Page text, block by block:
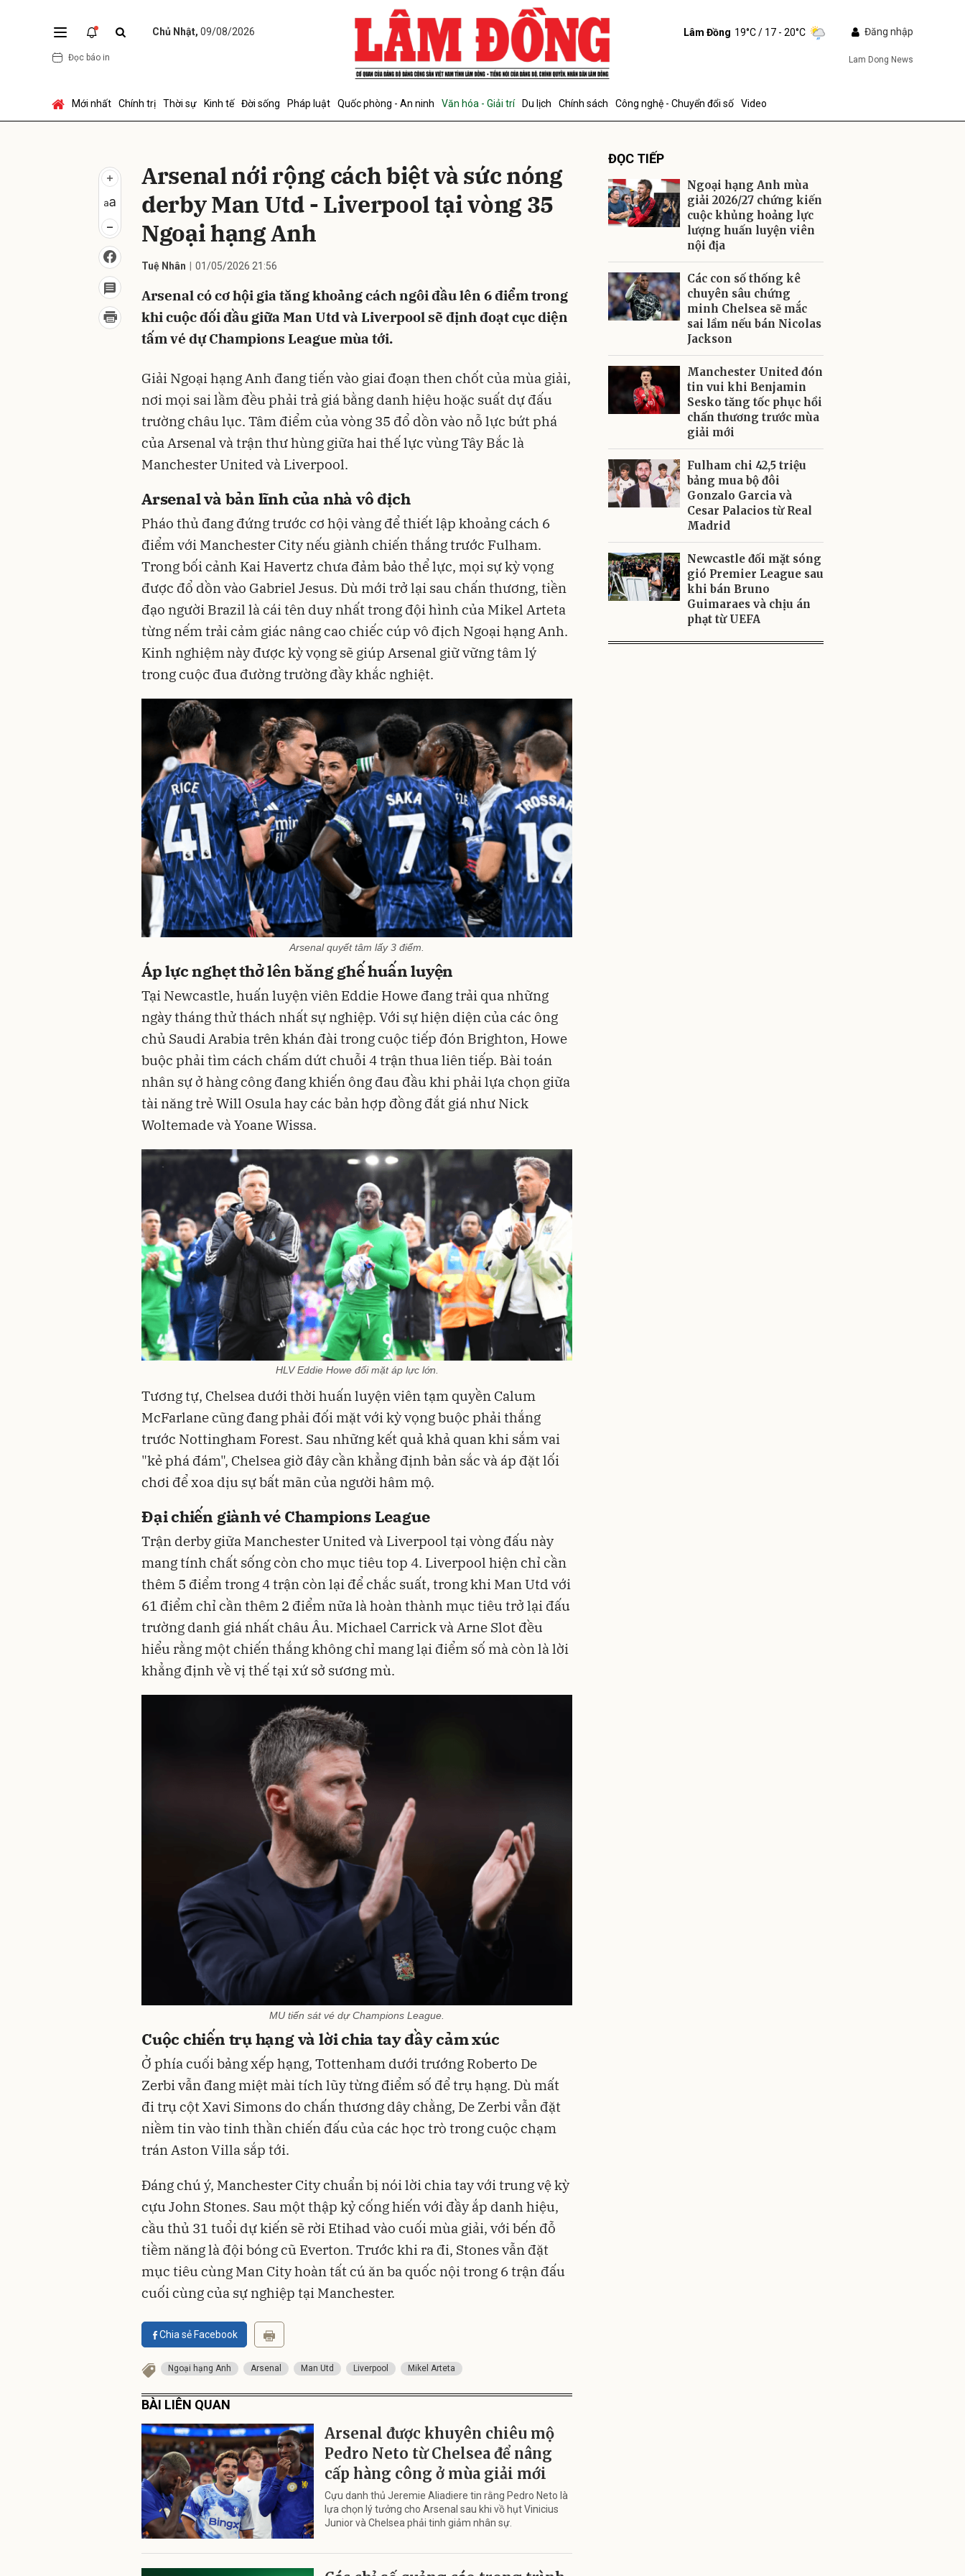
Chủ Nhật, 09/08/2026
Đọc báo in
Lâm Đồng 19°C/ 17 - 20°C Đăng nhập
Lam Dong News
Mới nhất Chính trị Thời sự Kinh tế Đời sống Pháp luật Quốc phòng - An ninh Văn hóa - Giải trí Du lịch Chính sách Công nghệ - Chuyển đổi số Video
Arsenal nới rộng cách biệt và sức nóng
derby Man Utd - Liverpool tại vòng 35
Ngoại hạng Anh
Tuệ Nhân 01/05/2026 21:56
Arsenal có cơ hội gia tăng khoảng cách ngôi đầu lên 6 điểm trong
khi cuộc đối đầu giữa Man Utd và Liverpool sẽ định đoạt cục diện
tấm vé dự Champions League mùa tới.
Giải Ngoại hạng Anh đang tiến vào giai đoạn then chốt của mùa giải,
nơi mọi sai lầm đều phải trả giá bằng danh hiệu hoặc suất dự đấu
trường châu lục. Tâm điểm của vòng 35 đổ dồn vào nỗ lực bứt phá
của Arsenal và trận thư hùng giữa hai thế lực vùng Tây Bắc là
Manchester United và Liverpool.
Arsenal và bản lĩnh của nhà vô địch
Pháo thủ đang đứng trước cơ hội vàng để thiết lập khoảng cách 6
điểm với Manchester City nếu giành chiến thắng trước Fulham.
Trong bối cảnh Kai Havertz chưa đảm bảo thể lực, mọi sự kỳ vọng
được đổ dồn vào Gabriel Jesus. Dù mới trở lại sau chấn thương, tiền
đạo người Brazil là cái tên duy nhất trong đội hình của Mikel Arteta
từng nếm trải cảm giác nâng cao chiếc cúp vô địch Ngoại hạng Anh.
Kinh nghiệm này được kỳ vọng sẽ giúp Arsenal giữ vững tâm lý
trong cuộc đua đường trường đầy khắc nghiệt.
Arsenal quyết tâm lấy 3 điểm.
Áp lực nghẹt thở lên băng ghế huấn luyện
Tại Newcastle, huấn luyện viên Eddie Howe đang trải qua những
ngày tháng thử thách nhất sự nghiệp. Với sự hiện diện của các ông
chủ Saudi Arabia trên khán đài trong cuộc tiếp đón Brighton, Howe
buộc phải tìm cách chấm dứt chuỗi 4 trận thua liên tiếp. Bài toán
nhân sự ở hàng công đang khiến ông đau đầu khi phải lựa chọn giữa
tài năng trẻ Will Osula hay các bản hợp đồng đắt giá như Nick
Woltemade và Yoane Wissa.
HLV Eddie Howe đối mặt áp lực lớn.
Tương tự, Chelsea dưới thời huấn luyện viên tạm quyền Calum
McFarlane cũng đang phải đối mặt với kỳ vọng buộc phải thắng
trước Nottingham Forest. Sau những kết quả khả quan khi sắm vai
"kẻ phá đám", Chelsea giờ đây cần khẳng định bản sắc và áp đặt lối
chơi để xoa dịu sự bất mãn của người hâm mộ.
Đại chiến giành vé Champions League
Trận derby giữa Manchester United và Liverpool tại vòng đấu này
mang tính chất sống còn cho mục tiêu top 4. Liverpool hiện chỉ cần
thêm 5 điểm trong 4 trận còn lại để chắc suất, trong khi Man Utd với
61 điểm chỉ cần thêm 2 điểm nữa là hoàn thành mục tiêu trở lại đấu
trường danh giá nhất châu Âu. Michael Carrick và Arne Slot đều
hiểu rằng một chiến thắng không chỉ mang lại điểm số mà còn là lời
khẳng định về vị thế tại xứ sở sương mù.
MU tiến sát vé dự Champions League.
Cuộc chiến trụ hạng và lời chia tay đầy cảm xúc
Ở phía cuối bảng xếp hạng, Tottenham dưới trướng Roberto De
Zerbi vẫn đang miệt mài tích lũy từng điểm số để trụ hạng. Dù mất
đi trụ cột Xavi Simons do chấn thương dây chằng, De Zerbi vẫn đặt
niềm tin vào tinh thần chiến đấu của các học trò trong cuộc chạm
trán Aston Villa sắp tới.
Đáng chú ý, Manchester City chuẩn bị nói lời chia tay với trung vệ kỳ
cựu John Stones. Sau một thập kỷ cống hiến với đầy ắp danh hiệu,
cầu thủ 31 tuổi dự kiến sẽ rời Etihad vào cuối mùa giải, với bến đỗ
tiềm năng là đội bóng cũ Everton. Trước khi ra đi, Stones vẫn đặt
mục tiêu cùng Man City hoàn tất cú ăn ba quốc nội trong 6 trận đấu
cuối cùng của sự nghiệp tại Manchester.
Chia sẻ Facebook
Ngoại hạng Anh Arsenal Man Utd Liverpool Mikel Arteta
BÀI LIÊN QUAN
Arsenal được khuyên chiêu mộ
Pedro Neto từ Chelsea để nâng
cấp hàng công ở mùa giải mới
Cựu danh thủ Jeremie Aliadiere tin rằng Pedro Neto là
lựa chọn lý tưởng cho Arsenal sau khi vồ hụt Vinicius
Junior và Chelsea phải tinh giảm nhân sự.
ĐỌC TIẾP
Ngoại hạng Anh mùa
giải 2026/27 chứng kiến
cuộc khủng hoảng lực
lượng huấn luyện viên
nội địa
Các con số thống kê
chuyên sâu chứng
minh Chelsea sẽ mắc
sai lầm nếu bán Nicolas
Jackson
Manchester United đón
tin vui khi Benjamin
Sesko tăng tốc phục hồi
chấn thương trước mùa
giải mới
Fulham chi 42,5 triệu
bảng mua bộ đôi
Gonzalo Garcia và
Cesar Palacios từ Real
Madrid
Newcastle đối mặt sóng
gió Premier League sau
khi bán Bruno
Guimaraes và chịu án
phạt từ UEFA
Gửi bình luận